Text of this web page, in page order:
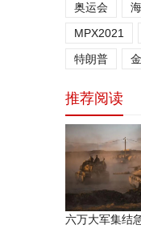
奥运会
MPX2021
特朗普
推荐阅读
六万大军集结